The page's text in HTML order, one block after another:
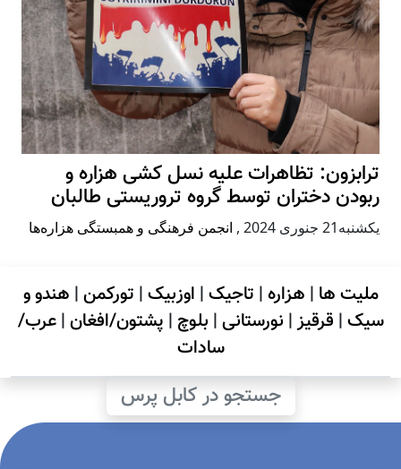
ترابزون: تظاهرات علیه نسل کشی هزاره و
ربودن دختران توسط گروه تروریستی طالبان
يكشنبه21 جنوری 2024 , انجمن فرهنگی و همبستگی هزاره‌ها
ملیت ها | هزاره| تاجیک| اوزبیک| تورکمن| هندو و
سیک| قرقیز| نورستانی| بلوچ | پشتون/افغان|عرب/
سادات
جستجو در کابل پرس